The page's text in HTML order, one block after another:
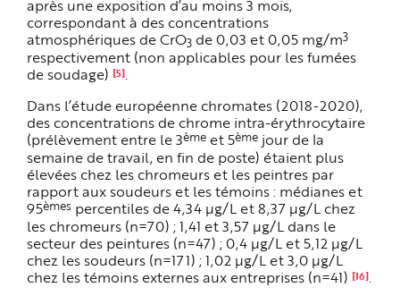
après une exposition d’au moins 3 mois,
correspondant à des concentrations
atmosphériques de CrO3 de 0,03 et 0,05 mg/m3
respectivement (non applicables pour les fumées
de soudage) [5]
Dans l’étude européenne chromates (2018-2020),
des concentrations de chrome intra-érythrocytaire
(prélèvement entre le 3ème et 5ème jour de la
semaine de travail, en fin de poste) étaient plus
élevées chez les chromeurs et les peintres par
rapport aux soudeurs et les témoins : médianes et
95èmes percentiles de 4,34 µg/L et 8,37 µg/L chez
les chromeurs (n=70) ; 1,41 et 3,57 µg/L dans le
secteur des peintures (n=47) ; 0,4 µg/L et 5,12 µg/L
chez les soudeurs (n=171) ; 1,02 µg/L et 3,0 µg/L
chez les témoins externes aux entreprises (n=41) [16]